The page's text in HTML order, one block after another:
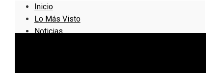
Inicio
Lo Más Visto
Noticias